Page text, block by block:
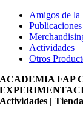
Amigos de la
Publicaciones
Actividades
Otros
ACADEMIA FAP
Actividades |